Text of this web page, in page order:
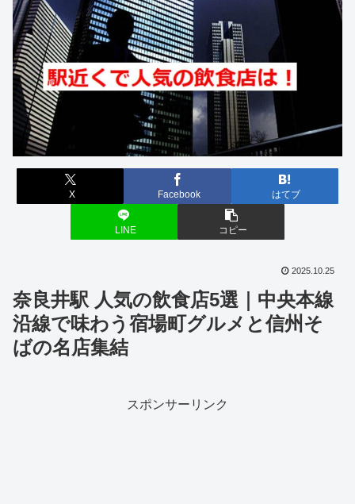
X Facebook はてブ
LINE コピー
2025.10.25
奈良井駅 人気の飲食店5選｜中央本線
沿線で味わう宿場町グルメと信州そ
ばの名店集結
スポンサーリンク